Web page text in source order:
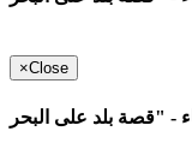
×Close